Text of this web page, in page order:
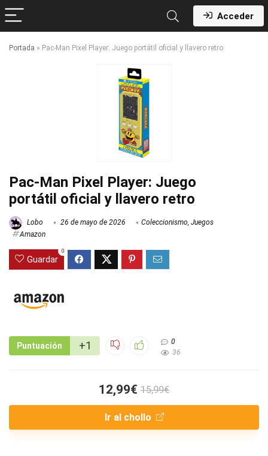
Acceder
Portada » Pac-Man Pixel Player: Juego portátil oficial y llavero retro
Pac-Man Pixel Player: Juego
portátil oficial y llavero retro
Lobo 26 de mayo de 2026 Coleccionismo, Juegos
Amazon
Guardar
0
Puntuación +1
0
36
12,99€ 15,99€
Ir al chollo